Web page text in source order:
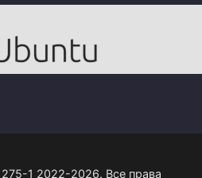
1 2022-2026. Все права